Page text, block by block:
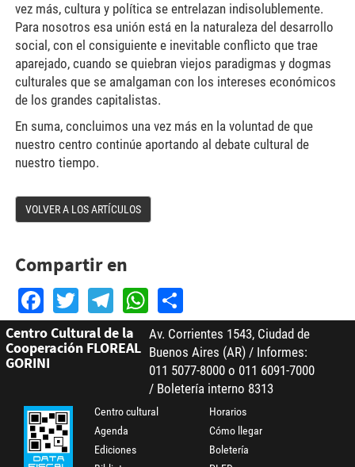
vez más, cultura y política se entrelazan indisolublemente.
Para nosotros esa unión está en la naturaleza del desarrollo
social, con el consiguiente e inevitable conflicto que trae
aparejado, cuando se quiebran viejos paradigmas y dogmas
culturales que se amalgaman con los intereses económicos
de los grandes capitalistas.
En suma, concluimos una vez más en la voluntad de que
nuestro centro continúe aportando al debate cultural de
nuestro tiempo.
VOLVER A LOS ARTÍCULOS
Compartir en
Facebook
TwitterTelegram
WhatsApp
Share
Centro Cultural de la
Cooperación FLOREAL
GORINI
Av. Corrientes 1543, Ciudad de
Buenos Aires (AR) / Informes:
011 5077-8000 o 011 6091-7000
/ Boletería interno 8313
Centro cultural
Agenda
Ediciones
Horarios
Cómo llegar
Boletería